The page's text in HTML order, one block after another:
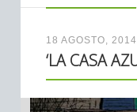
18 AGOSTO, 2014
‘LA CASA